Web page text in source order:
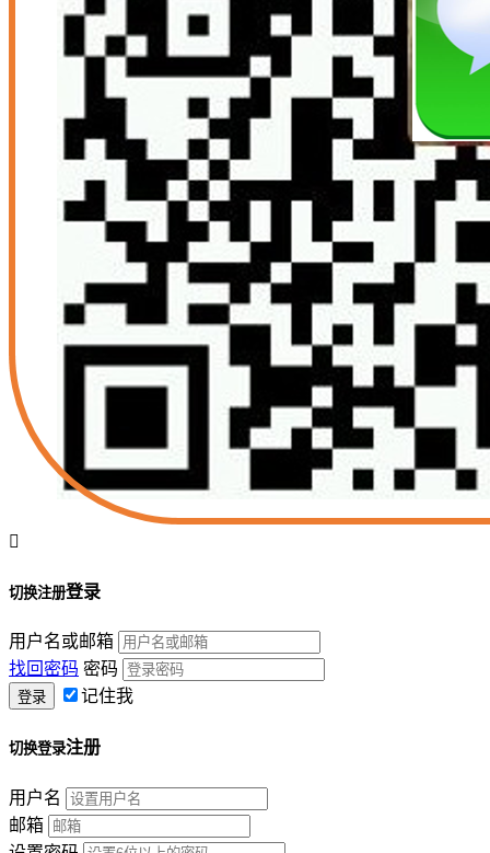

切换注册登录
用户名或邮箱
找回密码 密码
记住我
切换登录注册
用户名
邮箱